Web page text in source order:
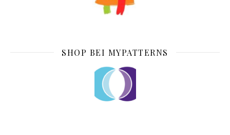
SHOP BEI MYPATTERNS